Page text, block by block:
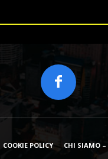
COOKIE POLICY CHI SIAMO –